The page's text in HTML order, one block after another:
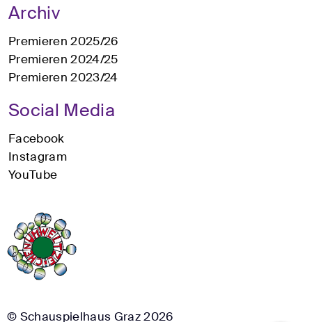
Archiv
Premieren 2025/26
Premieren 2024/25
Premieren 2023/24
Social Media
Facebook
Instagram
YouTube
© Schauspielhaus Graz 2026